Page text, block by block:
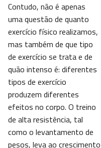
Contudo, não é apenas
uma questão de quanto
exercício físico realizamos,
mas também de que tipo
de exercício se trata e de
quão intenso é: diferentes
tipos de exercício
produzem diferentes
efeitos no corpo. O treino
de alta resistência, tal
como o levantamento de
pesos, leva ao crescimento